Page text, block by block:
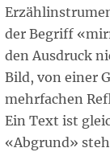
der Begriff
den Ausdruck
Bild, von einer
mehrfachen
Ein Text ist
«Abgrund»